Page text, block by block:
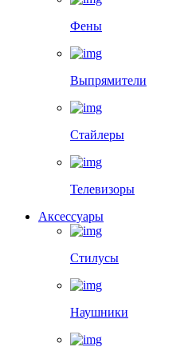
Фены
Выпрямители
Стайлеры
Телевизоры
Аксессуары
Стилусы
Наушники